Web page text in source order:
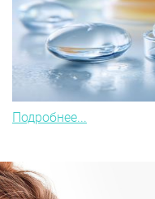
Подробнее...